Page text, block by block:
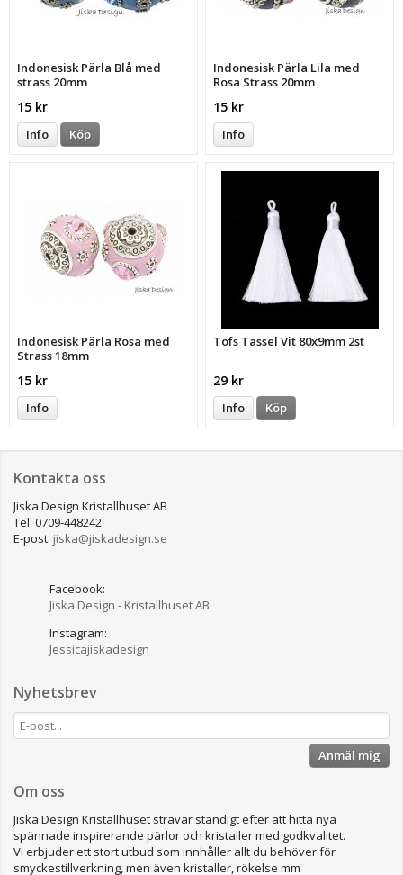
Indonesisk Pärla Blå med
strass 20mm
15 kr
Info Köp
Indonesisk Pärla Lila med
Rosa Strass 20mm
15 kr
Info
Indonesisk Pärla Rosa med
Strass 18mm
15 kr
Info
Tofs Tassel Vit 80x9mm 2st
29 kr
Info Köp
Kontakta oss
Jiska Design Kristallhuset AB
Tel: 0709-448242
E-post: jiska@jiskadesign.se
Facebook:
Jiska Design - Kristallhuset AB
Instagram:
Jessicajiskadesign
Nyhetsbrev
Anmäl mig
Om oss
Jiska Design Kristallhuset strävar ständigt efter att hitta nya
spännade inspirerande pärlor och kristaller med godkvalitet.
Vi erbjuder ett stort utbud som innhåller allt du behöver för
smyckestillverkning, men även kristaller, rökelse mm